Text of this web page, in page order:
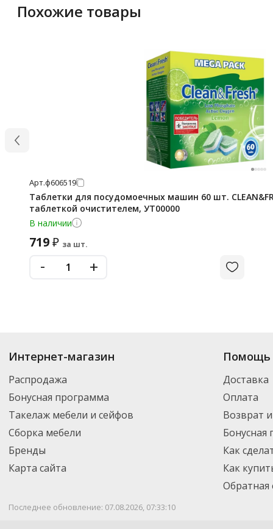
Похожие товары
Арт.ф606519
Таблетки для посудомоечных машин 60 шт.
таблеткой очистителем, УТ00000
В наличии
719₽ за шт.
- +
Интернет-магазин
Распродажа
Бонусная программа
Такелаж мебели и сейфов
Сборка мебели
Бренды
Карта сайта
Помощь
Доставка
Оплата
Возврат
Бонусная
Как
Как
Обратная
Последнее обновление: 07.08.2026, 07:33:10